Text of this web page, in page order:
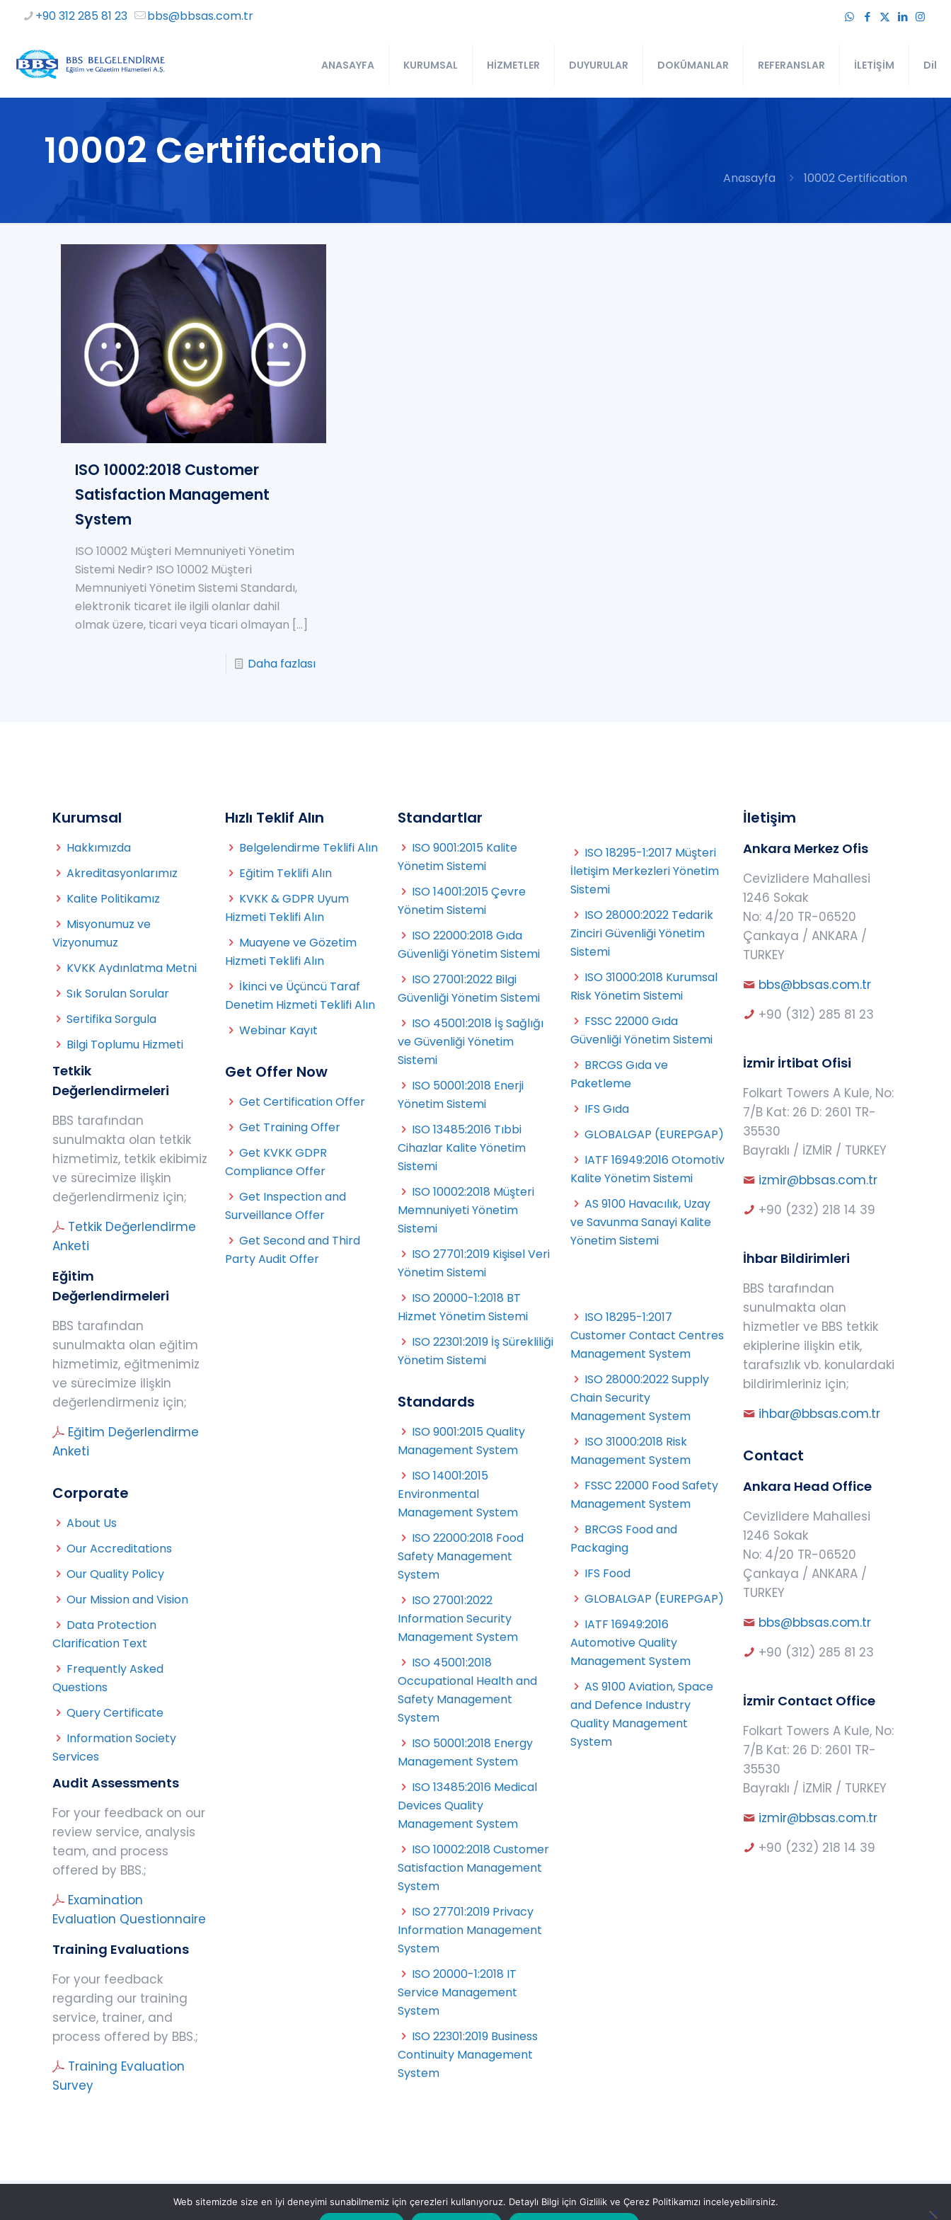
+90 312 285 81 23 bbs@bbsas.com.tr
ANASAYFA KURUMSAL HİZMETLER DUYURULAR DOKÜMANLAR REFERANSLAR İLETİŞİM Dil
10002 Certification
Anasayfa 10002 Certification
ISO 10002:2018 Customer
Satisfaction Management
System
ISO 10002 Müşteri Memnuniyeti Yönetim
Sistemi Nedir? ISO 10002 Müşteri
Memnuniyeti Yönetim Sistemi Standardı,
elektronik ticaret ile ilgili olanlar dahil
olmak üzere, ticari veya ticari olmayan […]
Daha fazlası
Kurumsal
Hakkımızda
Akreditasyonlarımız
Kalite Politikamız
Misyonumuz ve
Vizyonumuz
KVKK Aydınlatma Metni
Sık Sorulan Sorular
Sertifika Sorgula
Bilgi Toplumu Hizmeti
Tetkik
Değerlendirmeleri
BBS tarafından
sunulmakta olan tetkik
hizmetimiz, tetkik ekibimiz
ve sürecimize ilişkin
değerlendirmeniz için;
Tetkik Değerlendirme
Anketi
Eğitim
Değerlendirmeleri
BBS tarafından
sunulmakta olan eğitim
hizmetimiz, eğitmenimiz
ve sürecimize ilişkin
değerlendirmeniz için;
Eğitim Değerlendirme
Anketi
Corporate
About Us
Our Accreditations
Our Quality Policy
Our Mission and Vision
Data Protection
Clarification Text
Frequently Asked
Questions
Query Certificate
Information Society
Services
Audit Assessments
For your feedback on our
review service, analysis
team, and process
offered by BBS.;
Examination
Evaluation Questionnaire
Training Evaluations
For your feedback
regarding our training
service, trainer, and
process offered by BBS.;
Training Evaluation
Survey
Hızlı Teklif Alın
Belgelendirme Teklifi Alın
Eğitim Teklifi Alın
KVKK & GDPR Uyum
Hizmeti Teklifi Alın
Muayene ve Gözetim
Hizmeti Teklifi Alın
İkinci ve Üçüncü Taraf
Denetim Hizmeti Teklifi Alın
Webinar Kayıt
Get Offer Now
Get Certification Offer
Get Training Offer
Get KVKK GDPR
Compliance Offer
Get Inspection and
Surveillance Offer
Get Second and Third
Party Audit Offer
Standartlar
ISO 9001:2015 Kalite
Yönetim Sistemi
ISO 14001:2015 Çevre
Yönetim Sistemi
ISO 22000:2018 Gıda
Güvenliği Yönetim Sistemi
ISO 27001:2022 Bilgi
Güvenliği Yönetim Sistemi
ISO 45001:2018 İş Sağlığı
ve Güvenliği Yönetim
Sistemi
ISO 50001:2018 Enerji
Yönetim Sistemi
ISO 13485:2016 Tıbbi
Cihazlar Kalite Yönetim
Sistemi
ISO 10002:2018 Müşteri
Memnuniyeti Yönetim
Sistemi
ISO 27701:2019 Kişisel Veri
Yönetim Sistemi
ISO 20000-1:2018 BT
Hizmet Yönetim Sistemi
ISO 22301:2019 İş Sürekliliği
Yönetim Sistemi
Standards
ISO 9001:2015 Quality
Management System
ISO 14001:2015
Environmental
Management System
ISO 22000:2018 Food
Safety Management
System
ISO 27001:2022
Information Security
Management System
ISO 45001:2018
Occupational Health and
Safety Management
System
ISO 50001:2018 Energy
Management System
ISO 13485:2016 Medical
Devices Quality
Management System
ISO 10002:2018 Customer
Satisfaction Management
System
ISO 27701:2019 Privacy
Information Management
System
ISO 20000-1:2018 IT
Service Management
System
ISO 22301:2019 Business
Continuity Management
System
ISO 18295-1:2017 Müşteri
İletişim Merkezleri Yönetim
Sistemi
ISO 28000:2022 Tedarik
Zinciri Güvenliği Yönetim
Sistemi
ISO 31000:2018 Kurumsal
Risk Yönetim Sistemi
FSSC 22000 Gıda
Güvenliği Yönetim Sistemi
BRCGS Gıda ve
Paketleme
IFS Gıda
GLOBALGAP (EUREPGAP)
IATF 16949:2016 Otomotiv
Kalite Yönetim Sistemi
AS 9100 Havacılık, Uzay
ve Savunma Sanayi Kalite
Yönetim Sistemi
ISO 18295-1:2017
Customer Contact Centres
Management System
ISO 28000:2022 Supply
Chain Security
Management System
ISO 31000:2018 Risk
Management System
FSSC 22000 Food Safety
Management System
BRCGS Food and
Packaging
IFS Food
GLOBALGAP (EUREPGAP)
IATF 16949:2016
Automotive Quality
Management System
AS 9100 Aviation, Space
and Defence Industry
Quality Management
System
İletişim
Ankara Merkez Ofis
Cevizlidere Mahallesi
1246 Sokak
No: 4/20 TR-06520
Çankaya / ANKARA /
TURKEY
bbs@bbsas.com.tr
+90 (312) 285 81 23
İzmir İrtibat Ofisi
Folkart Towers A Kule, No:
7/B Kat: 26 D: 2601 TR-
35530
Bayraklı / İZMİR / TURKEY
izmir@bbsas.com.tr
+90 (232) 218 14 39
İhbar Bildirimleri
BBS tarafından
sunulmakta olan
hizmetler ve BBS tetkik
ekiplerine ilişkin etik,
tarafsızlık vb. konulardaki
bildirimleriniz için;
ihbar@bbsas.com.tr
Contact
Ankara Head Office
Cevizlidere Mahallesi
1246 Sokak
No: 4/20 TR-06520
Çankaya / ANKARA /
TURKEY
bbs@bbsas.com.tr
+90 (312) 285 81 23
İzmir Contact Office
Folkart Towers A Kule, No:
7/B Kat: 26 D: 2601 TR-
35530
Bayraklı / İZMİR / TURKEY
izmir@bbsas.com.tr
+90 (232) 218 14 39
© 2025 BBS Belgelendirme Eğitim ve Gözetim Hizmetleri A.Ş. All Rights Reserved.
Web sitemizde size en iyi deneyimi sunabilmemiz için çerezleri kullanıyoruz. Detaylı Bilgi için Gizlilik ve Çerez Politikamızı inceleyebilirsiniz.